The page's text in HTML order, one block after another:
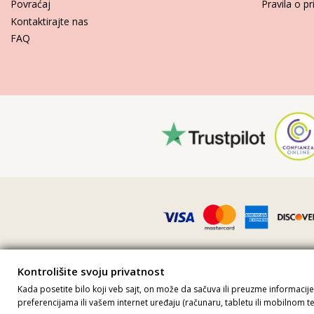
Povraćaj
Kontaktirajte nas
FAQ
Pravila o
Sve cene uključuju PDV · Broj PDV-
Site
Kontrolišite svoju privatnost
Kada posetite bilo koji veb sajt, on može da sačuva ili preuzme
preferencijama ili vašem internet uređaju (računaru, tabletu ili mobilnom